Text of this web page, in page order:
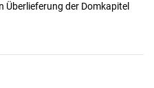
Überlieferung der Domkapitel